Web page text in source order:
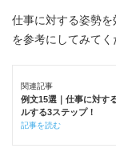
仕事に対する姿勢
を参考にしてみてく
関連記事
例文15選｜仕事に対す
ルする3ステップ！
記事を読む